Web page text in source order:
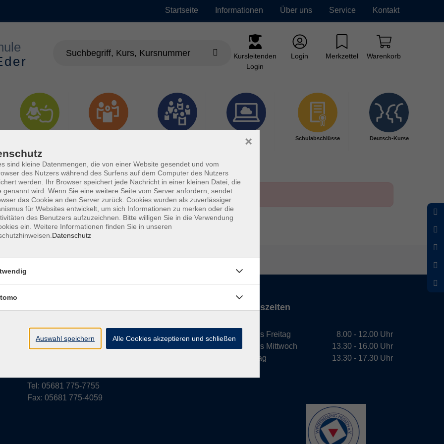
Startseite Informationen Über uns Service Kontakt
Kursleitenden
Login
Login Merkzettel Warenkorb
Digitales
Lernen
Schulabschlüsse Deutsch-Kurse
Barrierefreiheit Widerruf
Parkstraße 6
34576 Homberg (Efze)
Tel: 05681 775-7755
Fax: 05681 775-4059
Öffnungszeiten
Montag bis Freitag
Montag bis Mittwoch
Donnerstag
8.00 - 12.00 Uhr
13.30 - 16.00 Uhr
13.30 - 17.30 Uhr
sind kleine Datenmengen, die von einer Website gesendet und vom
des Nutzers während des Surfens auf dem Computer des Nutzers
werden. Ihr Browser speichert jede Nachricht in einer kleinen Datei, die
genannt wird. Wenn Sie eine weitere Seite vom Server anfordern, sendet
das Cookie an den Server zurück. Cookies wurden als zuverlässiger
für Websites entwickelt, um sich Informationen zu merken oder die
des Benutzers aufzuzeichnen. Bitte willigen Sie in die Verwendung
ein. Weitere Informationen finden Sie in unseren
Datenschutz
×
Auswahl speichern Alle Cookies akzeptieren und schließen